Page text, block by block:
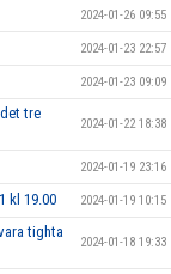
2024-01-26 09:55
2024-01-23 22:57
2024-01-23 09:09
tre
2024-01-22 18:38
2024-01-19 23:16
kl 19.00 2024-01-19 10:15
tighta
2024-01-18 19:33